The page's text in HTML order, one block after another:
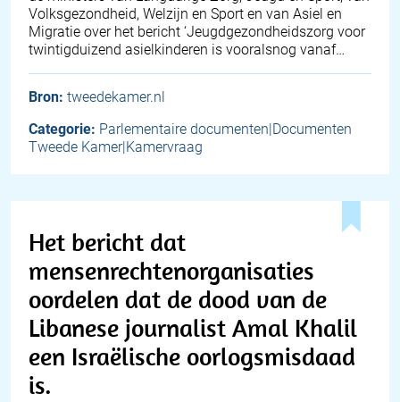
Volksgezondheid, Welzijn en Sport en van Asiel en
Migratie over het bericht ‘Jeugdgezondheidszorg voor
twintigduizend asielkinderen is vooralsnog vanaf…
Bron: tweedekamer.nl
Categorie: Parlementaire documenten|Documenten
Tweede Kamer|Kamervraag
Het bericht dat
mensenrechtenorganisaties
oordelen dat de dood van de
Libanese journalist Amal Khalil
een Israëlische oorlogsmisdaad
is.